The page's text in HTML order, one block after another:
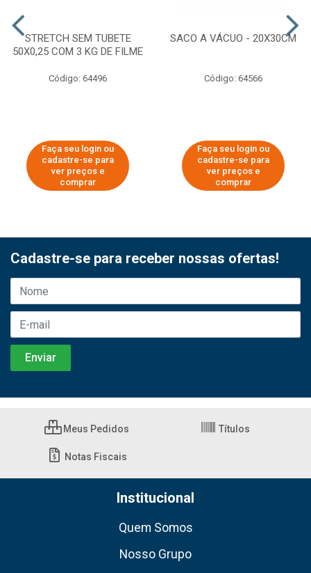
STRETCH SEM TUBETE
50X0,25 COM 3 KG DE FILME
Código: 64496
Faça seu login ou
cadastre-se para
ver preços e
comprar
SACO A VÁCUO - 20X30CM
Código: 64566
Faça seu login ou
cadastre-se para
ver preços e
comprar
Cadastre-se para receber nossas ofertas!
Meus Pedidos Títulos
Notas Fiscais
Institucional
Quem Somos
Nosso Grupo